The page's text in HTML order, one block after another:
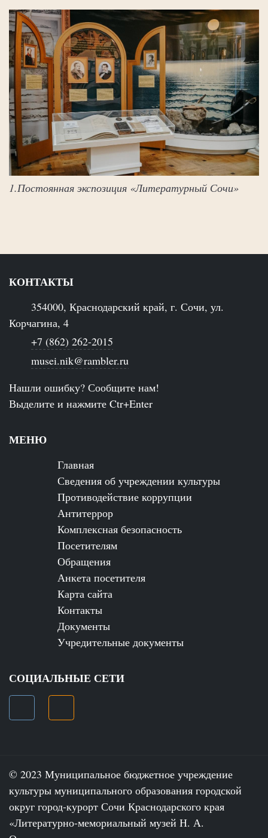
1.Постоянная экспозиция «Литературный Сочи»
КОНТАКТЫ
354000, Краснодарский край, г. Сочи, ул.
Корчагина, 4
+7 (862) 262-2015
musei.nik@rambler.ru
Нашли ошибку? Сообщите нам!
Выделите и нажмите Ctr+Enter
МЕНЮ
Главная
Сведения об учреждении культуры
Противодействие коррупции
Антитеррор
Комплексная безопасность
Посетителям
Обращения
Анкета посетителя
Карта сайта
Контакты
Документы
Учредительные документы
СОЦИАЛЬНЫЕ СЕТИ
© 2023 Муниципальное бюджетное учреждение
культуры муниципального образования городской
округ город-курорт Сочи Краснодарского края
«Литературно-мемориальный музей Н. А.